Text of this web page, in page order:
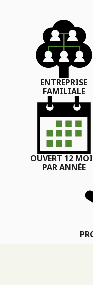
ENTREPRISE
FAMILIALE
OUVERT 12
PAR ANNÉE